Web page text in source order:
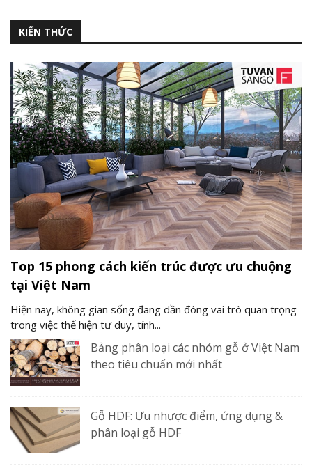
KIẾN THỨC
Top 15 phong cách kiến trúc được ưu chuộng
tại Việt Nam
Hiện nay, không gian sống đang dần đóng vai trò quan trọng
trong việc thể hiện tư duy, tính...
Bảng phân loại các nhóm gỗ ở Việt Nam
theo tiêu chuẩn mới nhất
Gỗ HDF: Ưu nhược điểm, ứng dụng &
phân loại gỗ HDF